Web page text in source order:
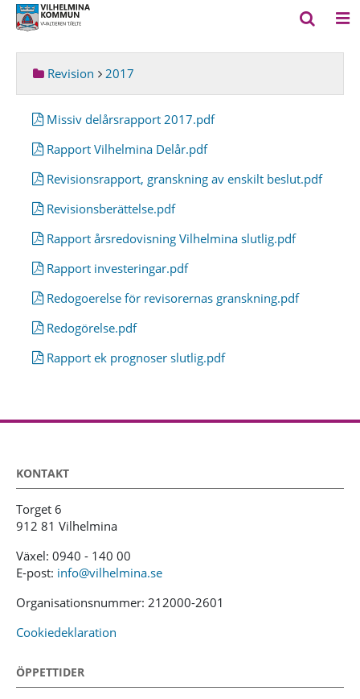
Revision 2017
Missiv delårsrapport 2017.pdf
Rapport Vilhelmina Delår.pdf
Revisionsrapport, granskning av enskilt beslut.pdf
Revisionsberättelse.pdf
Rapport årsredovisning Vilhelmina slutlig.pdf
Rapport investeringar.pdf
Redogoerelse för revisorernas granskning.pdf
Redogörelse.pdf
Rapport ek prognoser slutlig.pdf
KONTAKT
Torget 6
912 81 Vilhelmina
Växel: 0940 - 140 00
E-post: info@vilhelmina.se
Organisationsnummer: 212000-2601
Cookiedeklaration
ÖPPETTIDER